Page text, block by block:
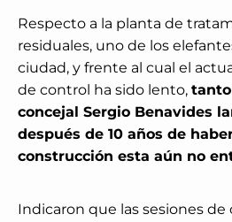
Respecto a la planta de
residuales, uno de los
ciudad, y frente al cual el
de control ha sido lento, tanto
concejal Sergio Benavides
después de 10 años de
construcción esta aún no
Indicaron que las sesiones